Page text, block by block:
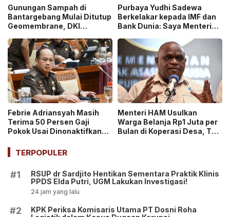
Gunungan Sampah di
Bantargebang Mulai Ditutup
Geomembrane, DKI
Sistem Open Dumping!
Purbaya Yudhi Sadewa
Berkelakar kepada IMF dan
Bank Dunia: Saya Menteri
Beruntung di Dunia!
Febrie Adriansyah Masih
Terima 50 Persen Gaji
Pokok Usai Dinonaktifkan
ASN Dihentikan!
Menteri HAM Usulkan
Warga Belanja Rp1 Juta per
Bulan di Koperasi Desa, Tuai
TERPOPULER
#1
RSUP dr Sardjito Hentikan Sementara Praktik Klinis
PPDS Elda Putri, UGM Lakukan Investigasi!
24 jam yang lalu
#2
KPK Periksa Komisaris Utama PT Dosni Roha